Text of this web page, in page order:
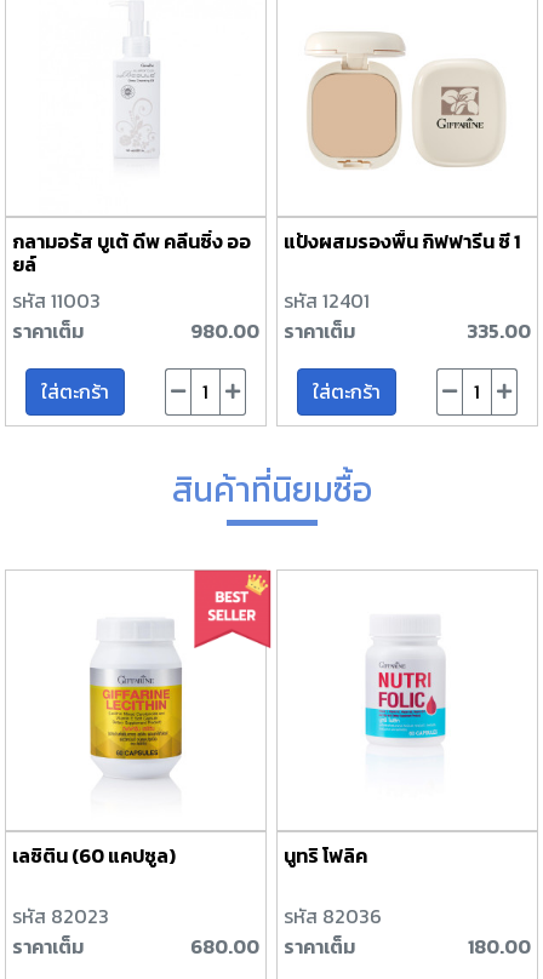
กลามอรัส บูเต้ ดีพ คลีนซิ่ง ออ
ยล์
รหัส 11003
ราคาเต็ม
980.00
ใส่ตะกร้า
แป้งผสมรองพื้น กิฟฟารีน ซี 1
รหัส 12401
ราคาเต็ม
335.00
ใส่ตะกร้า
สินค้าที่นิยมซื้อ
เลซิติน (60 แคปซูล)
รหัส 82023
ราคาเต็ม
680.00
นูทริ โฟลิค
รหัส 82036
ราคาเต็ม
180.00